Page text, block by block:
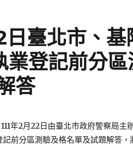
日臺北市、
業登記前分
答
年2月22日由臺北市政府警察局主
記前分區測驗及格名單及試題解答，